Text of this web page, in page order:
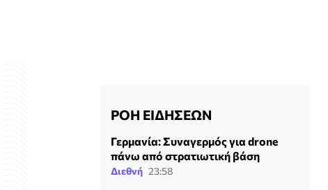
ΡΟΗ ΕΙΔΗΣΕΩΝ
Γερμανία: Συναγερμός για drone
πάνω από στρατιωτική βάση
Διεθνή 23:58